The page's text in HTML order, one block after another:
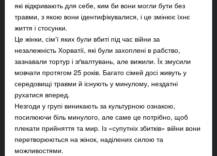
які відкривають для себе, ким би вони могли бути без
травми, з якою вони ідентифікувалися, і це змінює їхнє
життя і стосунки.
Це жінки, сімʼї яких були вбиті під час війни за
незалежність Хорватії, які були захоплені в рабство,
зазнавали тортур і зґвалтувань, але вижили. Їх змусили
мовчати протягом 25 років. Багато сімей досі живуть у
середовищі травми й існують у минулому, нездатні
рухатися вперед.
Незгоди у групі виникають за культурною ознакою,
посилюючи біль минулого, але саме це потрібно, щоб
плекати прийняття та мир. Із «супутніх збитків» війни вони
перетворюються на жінок, наділених силою та
можливостями.